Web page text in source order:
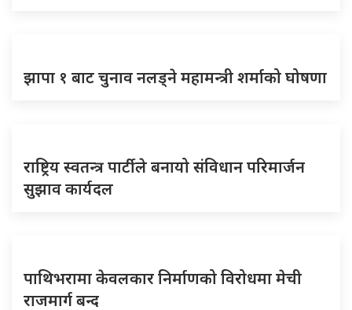
झापा १ बाट चुनाव नलड्ने महामन्त्री शर्माको घोषणा
राष्ट्रिय स्वतन्त्र पार्टीले बनायो संविधान परिमार्जन
सुझाव कार्यदल
पाथिभरामा केवलकार निर्माणको विरोधमा मेची
राजमार्ग बन्द